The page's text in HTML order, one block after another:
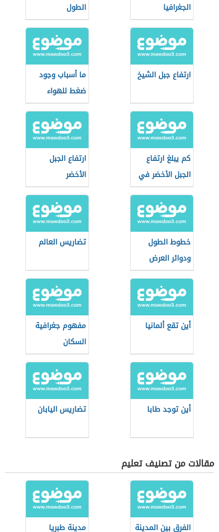
الجغرافيا
الطول
ارتفاع جبل الشيخ
ما أسباب وجود
ضغط للهواء
كم يبلغ ارتفاع
الجبل الأخضر في
عمان
ارتفاع الجبل
الأخضر
خطوط الطول
ودوائر العرض
تضاريس العالم
أين تقع ألمانيا
مفهوم جغرافية
السكان
أين توجد طابا تضاريس اليابان
مقالات من تصنيف تعليم
الفرق بين المدينة
مدينة طبريا